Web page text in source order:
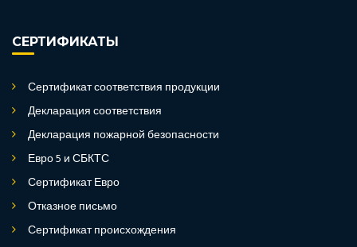
СЕРТИФИКАТЫ
Сертификат соответствия продукции
Декларация соответствия
Декларация пожарной безопасности
Евро 5 и СБКТС
Сертификат Евро
Отказное письмо
Сертификат происхождения